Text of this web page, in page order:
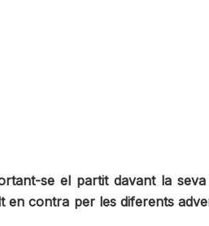
se el partit davant la
en contra per les diferents